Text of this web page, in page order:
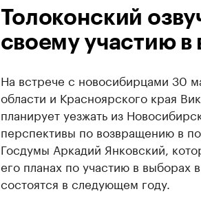
Толоконский
своему участию в
На встрече с новосибирцами 30
области и Красноярского края
планирует уезжать из
перспективы по возвращению в
Госдумы Аркадий Янковский,
его планах по участию в выборах
состоятся в следующем году.